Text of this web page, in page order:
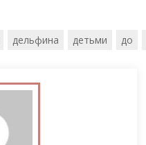
дельфина детьми до